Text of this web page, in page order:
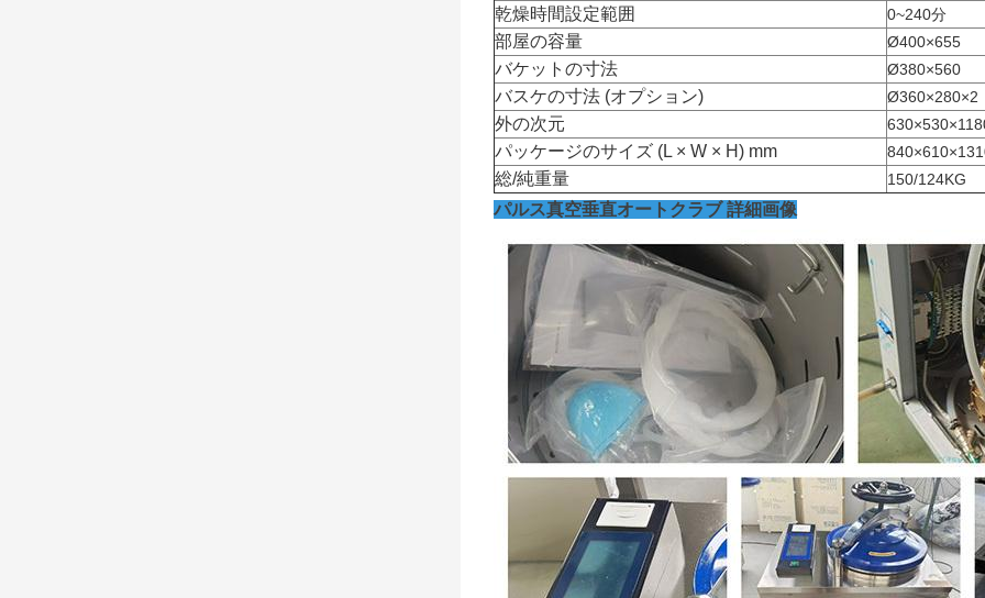
乾燥時間設定範囲 0~240分
部屋の容量 Ø400×655
バケットの寸法 Ø380×560
バスケの寸法 (オプション) Ø360×280×2
外の次元
パッケージのサイズ (L × W × H) mm
総/純重量 150/124KG
パルス真空垂直オートクラブ 詳細画像